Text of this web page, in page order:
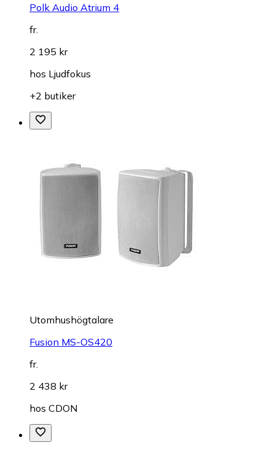
Polk Audio Atrium 4
fr.
2 195 kr
hos Ljudfokus
+2 butiker
Utomhushögtalare
Fusion MS-OS420
fr.
2 438 kr
hos CDON